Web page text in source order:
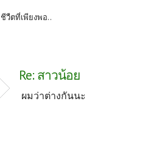
ชีวืตที่เพียงพอ..
Re: สาวน้อย
ผมว่าต่างกันนะ